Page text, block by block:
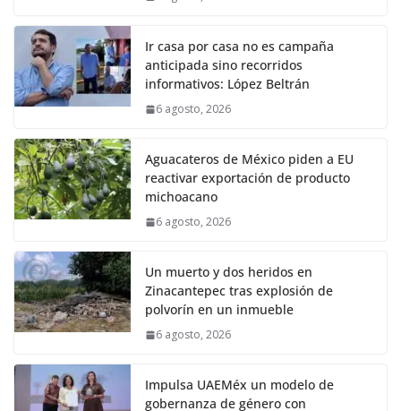
Ir casa por casa no es campaña
anticipada sino recorridos
informativos: López Beltrán
6 agosto, 2026
Aguacateros de México piden a EU
reactivar exportación de producto
michoacano
6 agosto, 2026
Un muerto y dos heridos en
Zinacantepec tras explosión de
polvorín en un inmueble
6 agosto, 2026
Impulsa UAEMéx un modelo de
gobernanza de género con